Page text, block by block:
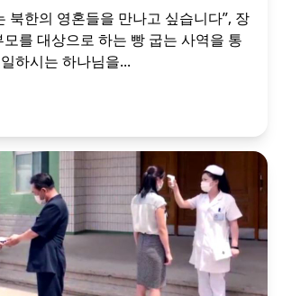
북한의 영혼들을 만나고 싶습니다”, 장
를 대상으로 하는 빵 굽는 사역을 통
하시는 하나님을...